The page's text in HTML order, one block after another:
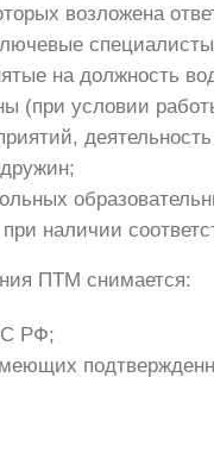
возложена
на должность
(при условии
наличии
ПТМ снимается:
РФ;